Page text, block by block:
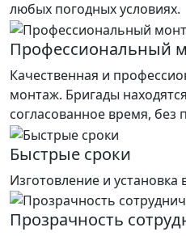
любых погодных условиях.
Профессиональный
Качественная и
монтаж. Бригады
согласованное время, без
Быстрые сроки
Изготовление и
Прозрачность